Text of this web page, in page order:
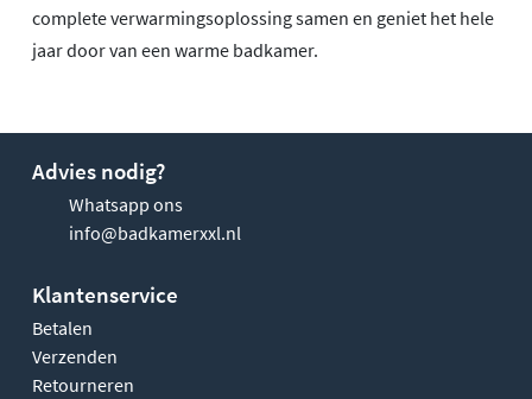
complete verwarmingsoplossing samen en geniet het hele
jaar door van een warme badkamer.
Advies nodig?
Whatsapp ons
info@badkamerxxl.nl
Klantenservice
Betalen
Verzenden
Retourneren